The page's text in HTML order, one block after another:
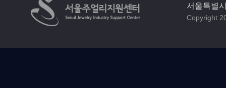
서울특별
Copyright